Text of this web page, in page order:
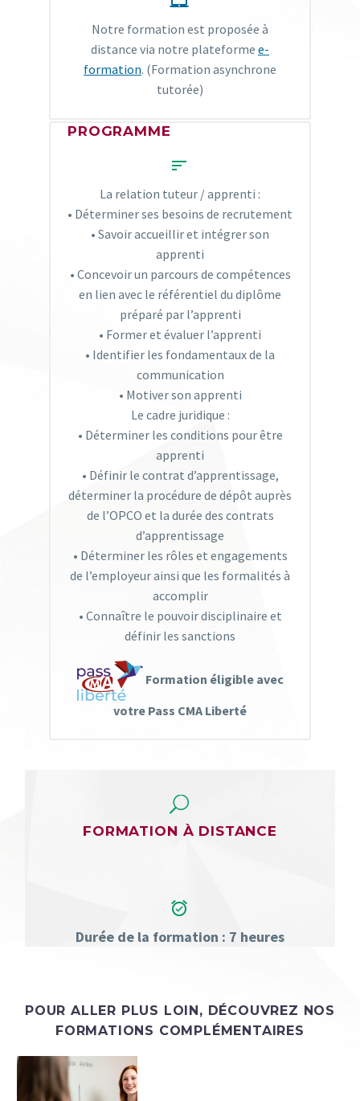
Notre formation est proposée à
distance via notre plateforme e-
formation. (Formation asynchrone
tutorée)
PROGRAMME


La relation tuteur / apprenti :
• Déterminer ses besoins de recrutement
• Savoir accueillir et intégrer son
apprenti
• Concevoir un parcours de compétences
en lien avec le référentiel du diplôme
préparé par l’apprenti
• Former et évaluer l’apprenti
• Identifier les fondamentaux de la
communication
• Motiver son apprenti
Le cadre juridique :
• Déterminer les conditions pour être
apprenti
• Définir le contrat d’apprentissage,
déterminer la procédure de dépôt auprès
de l’OPCO et la durée des contrats
d’apprentissage
• Déterminer les rôles et engagements
de l’employeur ainsi que les formalités à
accomplir
• Connaître le pouvoir disciplinaire et
définir les sanctions
Formation éligible avec
votre Pass CMA Liberté
U
U
FORMATION À DISTANCE


Durée de la formation : 7 heures
POUR ALLER PLUS LOIN, DÉCOUVREZ NOS
FORMATIONS COMPLÉMENTAIRES